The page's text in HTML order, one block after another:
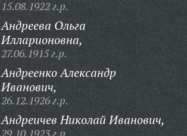
15.08.1922 г.р.
Андреева Ольга
Илларионовна,
27.06.1915 г.р.
Андреенко Александр
Иванович,
26.12.1926 г.р.
Андреичев Николай Иванович,
29.10.1923 г.р.